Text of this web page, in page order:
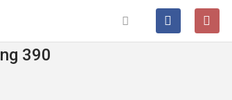
390